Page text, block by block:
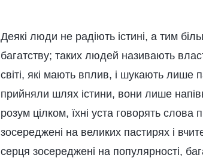
Деякі люди не радіють істині, а тим
багатству; таких людей називають
світі, які мають вплив, і шукають лише
прийняли шлях істини, вони лише
розум цілком, їхні уста говорять слова
зосереджені на великих пастирях і
серця зосереджені на популярності,